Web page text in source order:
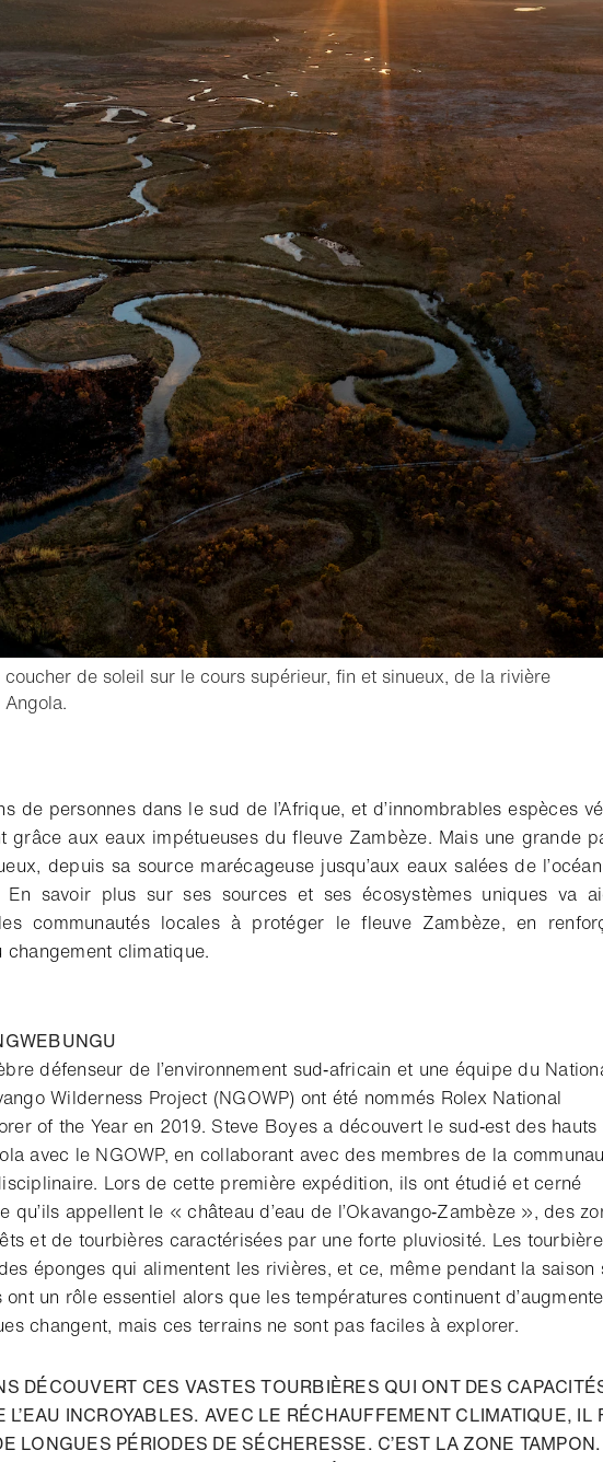
coucher de soleil sur le cours supérieur, fin et sinueux, de la rivière
de personnes dans le sud de l’Afrique, et d’innombrables espèces
grâce aux eaux impétueuses du fleuve Zambèze. Mais une grande
depuis sa source marécageuse jusqu’aux eaux salées de
En savoir plus sur ses sources et ses écosystèmes uniques va
communautés locales à protéger le fleuve Zambèze, en
changement climatique.
défenseur de l’environnement sud‑africain et une équipe du
Wilderness Project (NGOWP) ont été nommés Rolex National
of the Year en 2019. Steve Boyes a découvert le sud‑est des hauts
avec le NGOWP, en collaborant avec des membres de la
Lors de cette première expédition, ils ont étudié et cerné
qu’ils appellent le « château d’eau de l’Okavango‑Zambèze », des
et de tourbières caractérisées par une forte pluviosité. Les
éponges qui alimentent les rivières, et ce, même pendant la saison
ont un rôle essentiel alors que les températures continuent
changent, mais ces terrains ne sont pas faciles à explorer.
DÉCOUVERT CES VASTES TOURBIÈRES QUI ONT DES
L’EAU INCROYABLES. AVEC LE RÉCHAUFFEMENT CLIMATIQUE, IL
LONGUES PÉRIODES DE SÉCHERESSE. C’EST LA ZONE